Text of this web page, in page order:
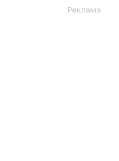
Реклама